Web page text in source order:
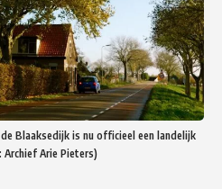
Blaaksedijk is nu officieel een landelijk
Archief Arie Pieters)